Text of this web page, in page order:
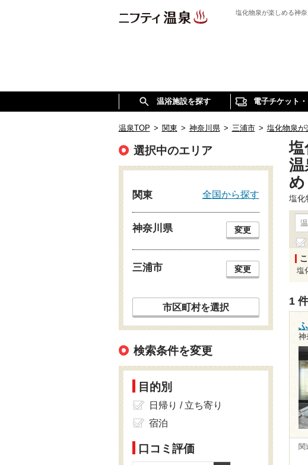
塩化物泉が楽しめる神
温浴施設を探す 電子チケット
温泉TOP > 関東 > 神奈川県 > 三浦市 > 塩化物泉が
塩
温
め
塩化
塩
1
神
関
選択中のエリア
関東 全国から探す
神奈川県 変更
三浦市 変更
市区町村を選択
検索条件を変更
目的別
日帰り / 立ち寄り
宿泊
口コミ評価